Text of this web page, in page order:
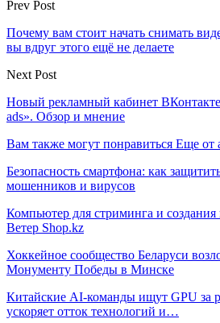
Prev Post
Почему вам стоит начать снимать
вы вдруг этого ещё не делаете
Next Post
Новый рекламный кабинет
ads». Обзор и мнение
Вам также могут понравиться Еще от
Безопасность смартфона: как
мошенников и вирусов
Компьютер для стриминга и создания
Ветер Shop.kz
Хоккейное сообщество Беларуси
Монументу Победы в Минске
Китайские AI-команды ищут GPU за
ускоряет отток технологий и…